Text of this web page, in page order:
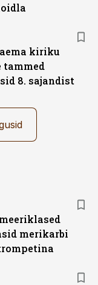
kiriku
tammed
8. sajandist
merikarbi